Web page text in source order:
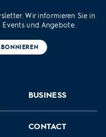
Wir informieren Sie in
Events und Angebote.
BUSINESS
CONTACT